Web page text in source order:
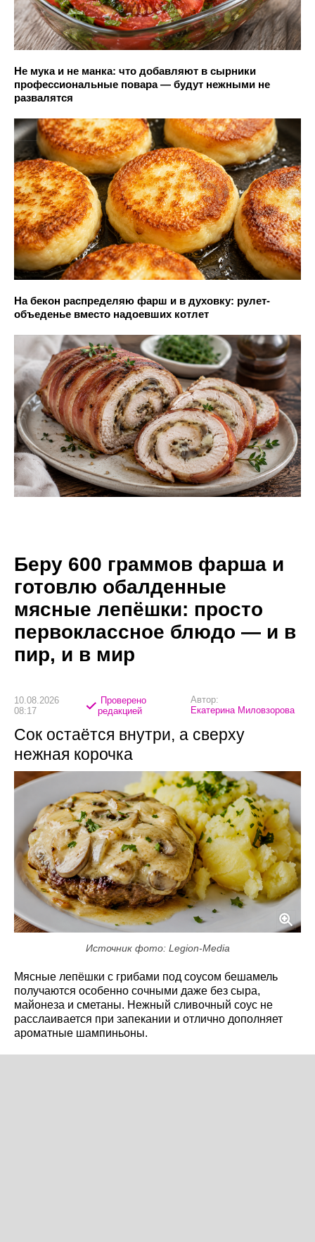
Не мука и не манка: что добавляют в сырники
профессиональные повара — будут нежными не
развалятся
На бекон распределяю фарш и в духовку: рулет-
объеденье вместо надоевших котлет
Беру 600 граммов фарша и
готовлю обалденные
мясные лепёшки: просто
первоклассное блюдо — и в
пир, и в мир
10.08.2026
08:17
Проверено
редакцией
Автор:
Екатерина Миловзорова
Сок остаётся внутри, а сверху
нежная корочка
Источник фото: Legion-Media
Мясные лепёшки с грибами под соусом бешамель
получаются особенно сочными даже без сыра,
майонеза и сметаны. Нежный сливочный соус не
расслаивается при запекании и отлично дополняет
ароматные шампиньоны.